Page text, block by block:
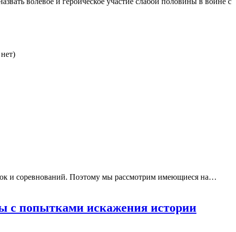
и соревнований. Поэтому мы рассмотрим имеющиеся на…
с попытками искажения истории